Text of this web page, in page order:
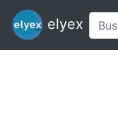
elyex